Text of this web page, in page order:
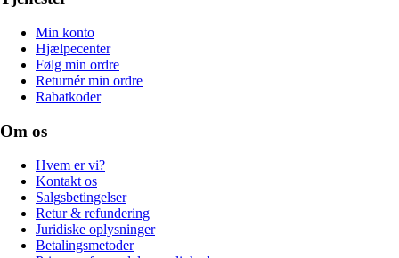
Min konto
Hjælpecenter
Følg min ordre
Returnér min ordre
Rabatkoder
Om os
Hvem er vi?
Kontakt os
Salgsbetingelser
Retur & refundering
Juridiske oplysninger
Betalingsmetoder